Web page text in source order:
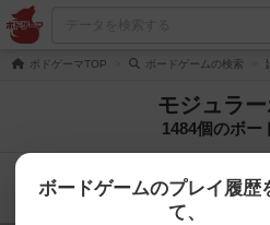
ボドゲーマTOP ボードゲームの検索
モジュラ
1484個のボー
検索メ
ボードゲームのプレイ履歴
て、